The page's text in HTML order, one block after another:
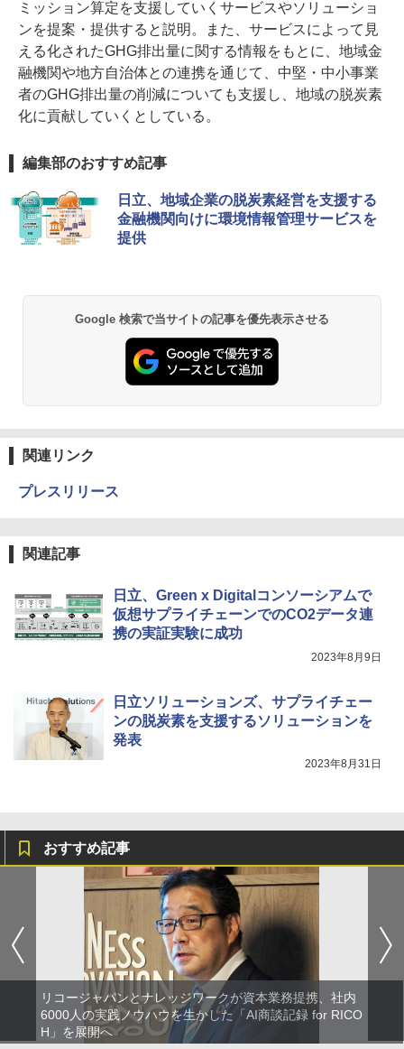
ミッション算定を支援していくサービスやソリューショ
ンを提案・提供すると説明。また、サービスによって見
える化されたGHG排出量に関する情報をもとに、地域金
融機関や地方自治体との連携を通じて、中堅・中小事業
者のGHG排出量の削減についても支援し、地域の脱炭素
化に貢献していくとしている。
編集部のおすすめ記事
日立、地域企業の脱炭素経営を支援する
金融機関向けに環境情報管理サービスを
提供
Google 検索で当サイトの記事を優先表示させる
関連リンク
プレスリリース
関連記事
日立、Green x Digitalコンソーシアムで
仮想サプライチェーンでのCO2データ連
携の実証実験に成功
2023年8月9日
日立ソリューションズ、サプライチェー
ンの脱炭素を支援するソリューションを
発表
2023年8月31日
おすすめ記事
リコージャパンとナレッジワークが資本業務提携、社内
6000人の実践ノウハウを生かした「AI商談記録 for RICO
H」を展開へ